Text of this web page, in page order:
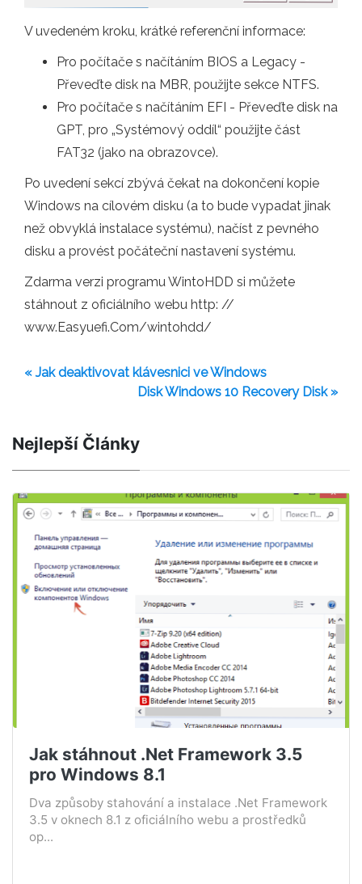
V uvedeném kroku, krátké referenční informace:
Pro počítače s načítáním BIOS a Legacy -
Převeďte disk na MBR, použijte sekce NTFS.
Pro počítače s načítáním EFI - Převeďte disk na
GPT, pro „Systémový oddíl“ použijte část
FAT32 (jako na obrazovce).
Po uvedení sekcí zbývá čekat na dokončení kopie
Windows na cílovém disku (a to bude vypadat jinak
než obvyklá instalace systému), načíst z pevného
disku a provést počáteční nastavení systému.
Zdarma verzi programu WintoHDD si můžete
stáhnout z oficiálního webu http: //
www.Easyuefi.Com/wintohdd/
« Jak deaktivovat klávesnici ve Windows
Disk Windows 10 Recovery Disk »
Nejlepší Články
Jak stáhnout .Net Framework 3.5
pro Windows 8.1
Dva způsoby stahování a instalace .Net Framework
3.5 v oknech 8.1 z oficiálního webu a prostředků
op...